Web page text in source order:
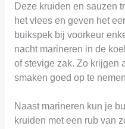
Deze kruiden en sauzen
het vlees en geven het
buikspek bij voorkeur
nacht marineren in de
of stevige zak. Zo krijgen
smaken goed op te
Naast marineren kun je
kruiden met een rub van